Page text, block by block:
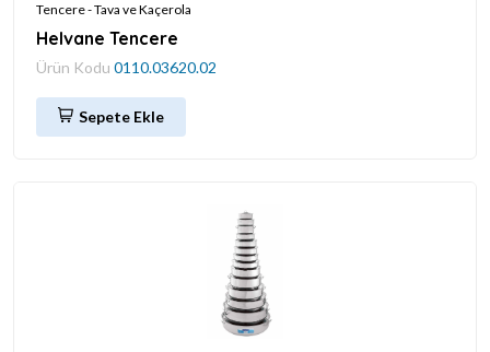
Tencere - Tava ve Kaçerola
Helvane Tencere
Ürün Kodu 0110.03620.02
Sepete Ekle